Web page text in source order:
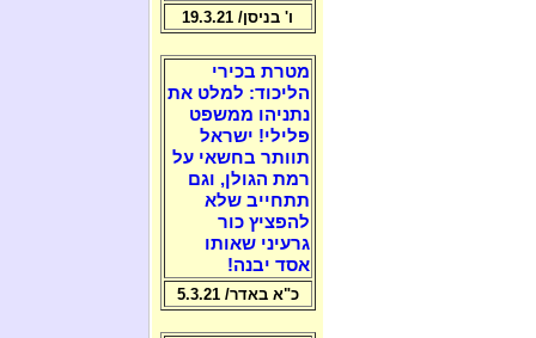
ו' בניסן/ 19.3.21
מטרת בכירי
הליכוד: למלט את
נתניהו ממשפט
פלילי! ישראל
תוותר בחשאי על
רמת הגולן, וגם
תתחייב שלא
להפציץ כור
גרעיני שאותו
אסד יבנה!
כ"א באדר/ 5.3.21